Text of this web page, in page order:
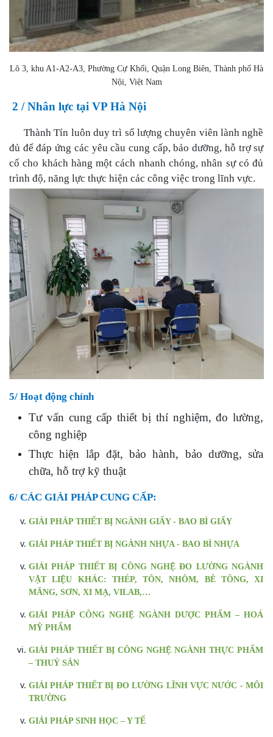
Lô 3, khu A1-A2-A3, Phường Cự Khối, Quận Long Biên, Thành phố Hà
Nội, Việt Nam
2 / Nhân lực tại VP Hà Nội
Thành Tín luôn duy trì số lượng chuyên viên lành nghề
đủ để đáp ứng các yêu cầu cung cấp, bảo dưỡng, hỗ trợ sự
cố cho khách hàng một cách nhanh chóng, nhân sựcóđủ
trình độ, năng lực thực hiện các công việc trong lĩnh vực.
5/ Hoạt động chính
Tư vấn cung cấp thiết bị thí nghiệm, đo lường,
công nghiệp
Thực hiện lắp đặt, bảo hành, bảo dưỡng, sửa
chữa, hỗ trợ kỹ thuật
6/ CÁC GIẢI PHÁP CUNG CẤP:
GIẢI PHÁP THIẾT BỊ NGÀNH GIẤY - BAO BÌ GIẤY
GIẢI PHÁP THIẾT BỊ NGÀNH NHỰA - BAO BÌ NHỰA
GIẢI PHÁP THIẾT BỊ CÔNG NGHỆ ĐO LƯỜNG NGÀNH
VẬT LIỆU KHÁC: THÉP, TÔN, NHÔM, BÊ TÔNG, XI
MĂNG, SƠN, XI MẠ, VILAB,…
GIẢI PHÁP CÔNG NGHỆ NGÀNH DƯỢC PHẨM – HOÁ
MỸ PHẨM
GIẢI PHÁP THIẾT BỊ CÔNG NGHỆ NGÀNH THỰC PHẨM
– THUỶ SẢN
GIẢI PHÁP THIẾT BỊ ĐO LƯỜNG LĨNH VỰC NƯỚC - MÔI
TRƯỜNG
GIẢI PHÁP SINH HỌC – Y TẾ